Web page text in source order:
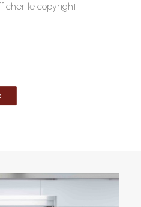
le copyright